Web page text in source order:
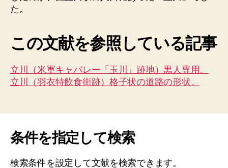
た。
この文献を参照している記事
立川（米軍キャバレー「玉川」跡地）黒人専用。
立川（羽衣特飲食街跡）格子状の道路の形状。
条件を指定して検索
検索条件を設定して文献を検索できます。